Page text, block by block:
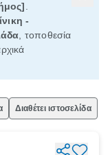
-
, τοποθεσία
Διαθέτει ιστοσελίδα